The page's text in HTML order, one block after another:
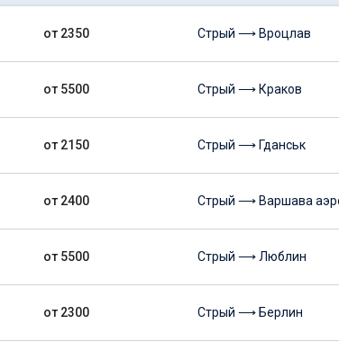
от 2350
от 5500
от 2150
от 2400
от 5500
от 2300
Стрый ⟶ Вроцлав
Стрый ⟶ Краков
Стрый ⟶ Гданськ
Стрый ⟶ Варшава
Стрый ⟶ Люблин
Стрый ⟶ Берлин